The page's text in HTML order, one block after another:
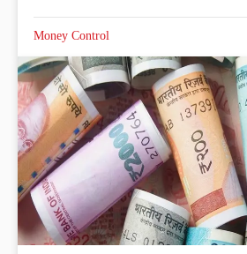
Money Control